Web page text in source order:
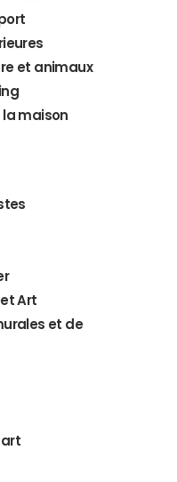
et animaux
maison
Art
et de